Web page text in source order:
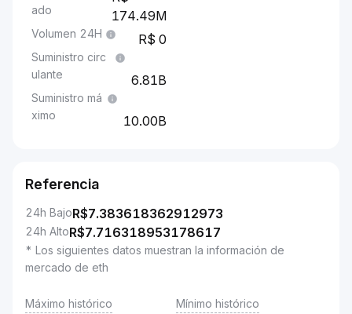
ado
174.49M
Volumen 24H 0
Suministro circ
ulante
6.81B
Suministro má
ximo
10.00B
Referencia
24h BajoR$7.383618362912973
24h AltoR$7.716318953178617
* Los siguientes datos muestran la información de
mercado de eth
Máximo histórico Mínimo histórico